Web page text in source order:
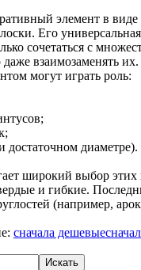
элемент в
Его
сочетаться с
взаимозаменять их.
могут играть роль:
диаметре).
широкий выбор этих
и гибкие.
(например,
сначала дешевые
Искать